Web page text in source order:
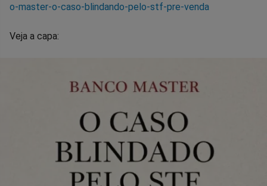
o-master-o-caso-blindando-pelo-stf-pre-venda
Veja a capa: